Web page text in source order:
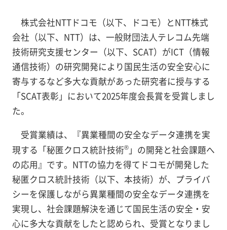
株式会社NTTドコモ（以下、ドコモ）とNTT株式
会社（以下、NTT）は、一般財団法人テレコム先端
技術研究支援センター（以下、SCAT）がICT（情報
通信技術）の研究開発により国民生活の安全安心に
寄与するなど多大な貢献があった研究者に授与する
「SCAT表彰」において2025年度会長賞を受賞しまし
た。
受賞業績は、『異業種間の安全なデータ連携を実
現する「秘匿クロス統計技術®」の開発と社会課題へ
の応用』です。NTTの協力を得てドコモが開発した
秘匿クロス統計技術（以下、本技術）が、プライバ
シーを保護しながら異業種間の安全なデータ連携を
実現し、社会課題解決を通じて国民生活の安全・安
心に多大な貢献をしたと認められ、受賞となりまし